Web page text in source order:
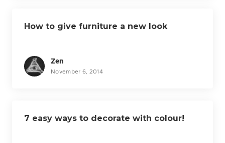
How to give furniture a new look
Zen
November 6, 2014
7 easy ways to decorate with colour!